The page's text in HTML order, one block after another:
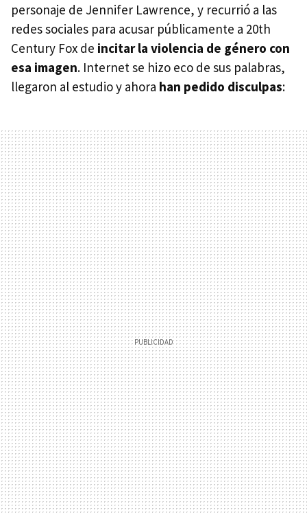
personaje de Jennifer Lawrence, y recurrió a las
redes sociales para acusar públicamente a 20th
Century Fox de incitar la violencia de género con
esa imagen. Internet se hizo eco de sus palabras,
llegaron al estudio y ahora han pedido disculpas: